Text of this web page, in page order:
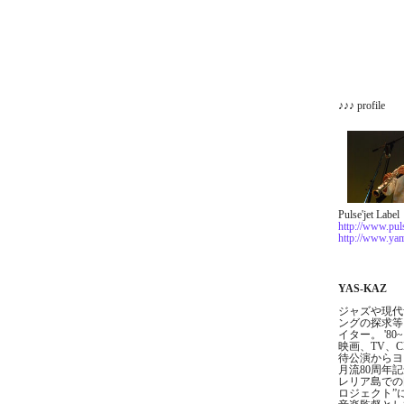
♪♪♪ profile
Pulse'jet
http://
http://
YAS-KAZ
ジャズや現
ングの探求
イター。
映画、TV、
待公演から
月流80周年
レリア島で
ロジェクト”